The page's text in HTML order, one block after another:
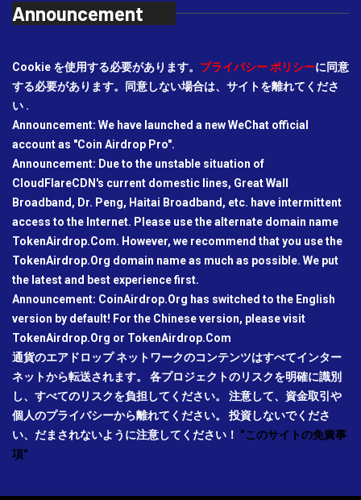
Announcement
Cookie を使用する必要があります。 プライバシー ポリシーに同意
する必要があります。同意しない場合は、サイトを離れてくださ
い .
Announcement: We have launched a new WeChat official
account as "Coin Airdrop Pro".
Announcement: Due to the unstable situation of
CloudFlareCDN's current domestic lines, Great Wall
Broadband, Dr. Peng, Haitai Broadband, etc. have intermittent
access to the Internet. Please use the alternate domain name
TokenAirdrop.Com. However, we recommend that you use the
TokenAirdrop.Org domain name as much as possible. We put
the latest and best experience first.
Announcement: CoinAirdrop.Org has switched to the English
version by default! For the Chinese version, please visit
TokenAirdrop.Org or TokenAirdrop.Com
通貨のエアドロップ ネットワークのコンテンツはすべてインター
ネットから転送されます。 各プロジェクトのリスクを明確に識別
し、すべてのリスクを負担してください。 注意して、資金取引や
個人のプライバシーから離れてください。 投資しないでくださ
い、だまされないように注意してください！ "このサイトの免責事
項"